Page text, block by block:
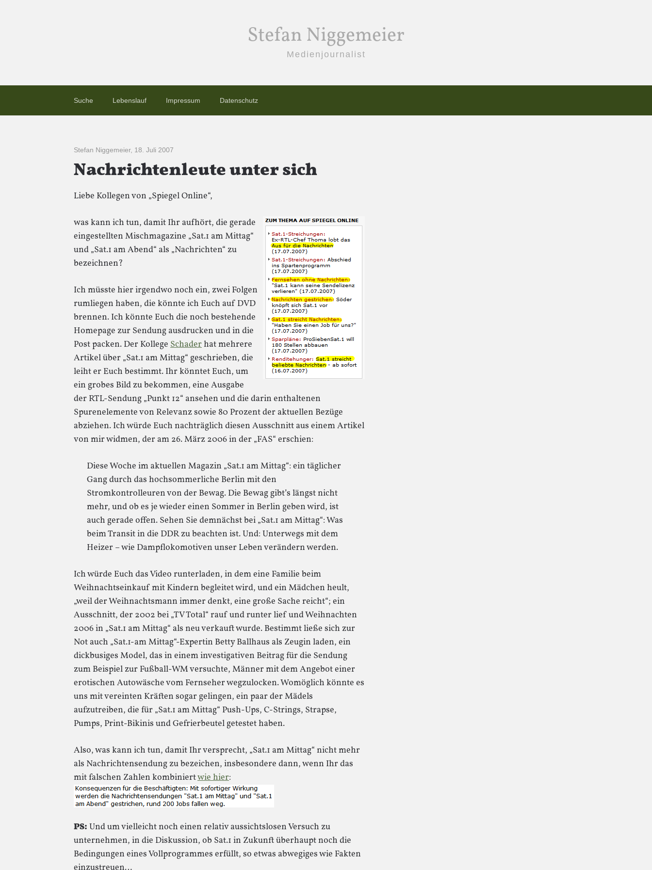
Stefan Niggemeier
Medienjournalist
Suche Lebenslauf Impressum Datenschutz
Stefan Niggemeier, 18. Juli 2007
Nachrichtenleute unter sich
Liebe Kollegen von „Spiegel Online“,
was kann ich tun, damit Ihr aufhört, die gerade
eingestellten Mischmagazine „Sat.1 am Mittag“
und „Sat.1 am Abend“ als „Nachrichten“ zu
bezeichnen?
Ich müsste hier irgendwo noch ein, zwei Folgen
rumliegen haben, die könnte ich Euch auf DVD
brennen. Ich könnte Euch die noch bestehende
Homepage zur Sendung ausdrucken und in die
Post packen. Der Kollege Schaderhat mehrere
Artikel über „Sat.1 am Mittag“ geschrieben, die
leiht er Euch bestimmt. Ihr könntet Euch, um
ein grobes Bild zu bekommen, eine Ausgabe
der RTL-Sendung „Punkt 12“ ansehen und die darin enthaltenen
Spurenelemente von Relevanz sowie 80 Prozent der aktuellen Bezüge
abziehen. Ich würde Euch nachträglich diesen Ausschnitt aus einem Artikel
von mir widmen, der am 26. März 2006 in der „FAS“ erschien:
Diese Woche im aktuellen Magazin „Sat.1 am Mittag“: ein täglicher
Gang durch das hochsommerliche Berlin mit den
Stromkontrolleuren von der Bewag. Die Bewag gibt’s längst nicht
mehr, und ob es je wieder einen Sommer in Berlin geben wird, ist
auch gerade offen. Sehen Sie demnächst bei „Sat.1 am Mittag“: Was
beim Transit in die DDR zu beachten ist. Und: Unterwegs mit dem
Heizer – wie Dampflokomotiven unser Leben verändern werden.
Ich würde Euch das Video runterladen, in dem eine Familie beim
Weihnachtseinkauf mit Kindern begleitet wird, und ein Mädchen heult,
„weil der Weihnachtsmann immer denkt, eine große Sache reicht“; ein
Ausschnitt, der 2002 bei „TV Total“ rauf und runter lief und Weihnachten
2006 in „Sat.1 am Mittag“ als neu verkauft wurde. Bestimmt ließe sich zur
Not auch „Sat.1-am Mittag“-Expertin Betty Ballhaus als Zeugin laden, ein
dickbusiges Model, das in einem investigativen Beitrag für die Sendung
zum Beispiel zur Fußball-WM versuchte, Männer mit dem Angebot einer
erotischen Autowäsche vom Fernseher wegzulocken. Womöglich könnte es
uns mit vereinten Kräften sogar gelingen, ein paar der Mädels
aufzutreiben, die für „Sat.1 am Mittag“ Push-Ups, C-Strings, Strapse,
Pumps, Print-Bikinis und Gefrierbeutel getestet haben.
Also, was kann ich tun, damit Ihr versprecht, „Sat.1 am Mittag“ nicht mehr
als Nachrichtensendung zu bezeichen, insbesondere dann, wenn Ihr das
mit falschen Zahlen kombiniertwie hier:
PS: Und um vielleicht noch einen relativ aussichtslosen Versuch zu
unternehmen, in die Diskussion, ob Sat.1 in Zukunft überhaupt noch die
Bedingungen eines Vollprogrammes erfüllt, so etwas abwegiges wie Fakten